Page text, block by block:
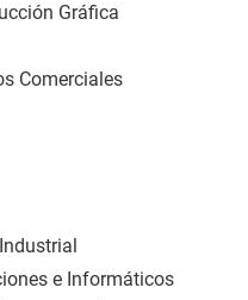
Gráfica
Comerciales
e Informáticos